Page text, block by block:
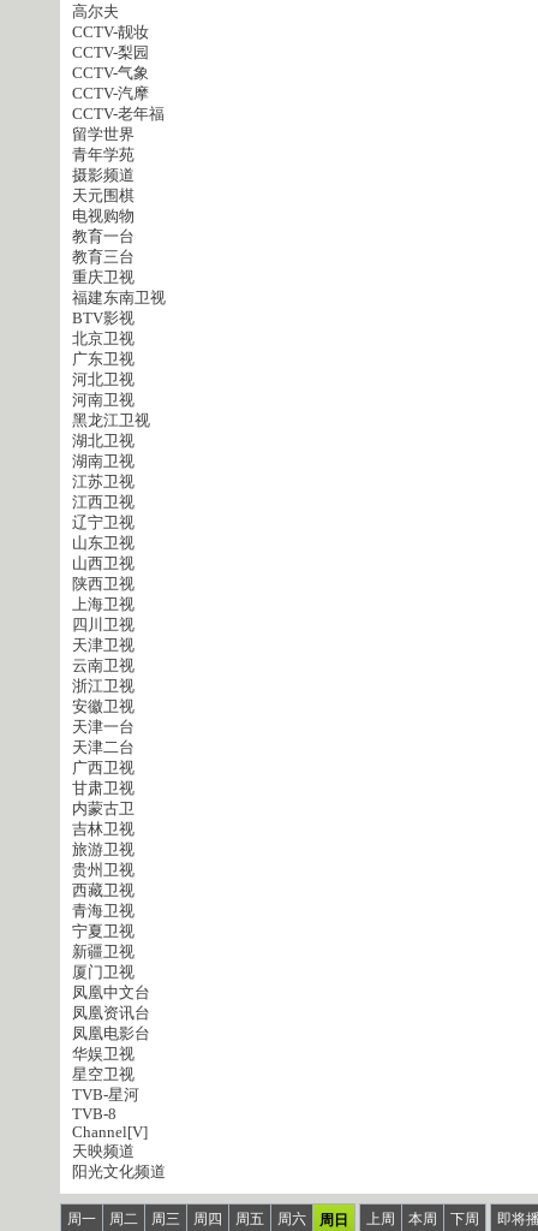
高尔夫
CCTV-靓妆
CCTV-梨园
CCTV-气象
CCTV-汽摩
CCTV-老年福
留学世界
青年学苑
摄影频道
天元围棋
电视购物
教育一台
教育三台
重庆卫视
福建东南卫视
BTV影视
北京卫视
广东卫视
河北卫视
河南卫视
黑龙江卫视
湖北卫视
湖南卫视
江苏卫视
江西卫视
辽宁卫视
山东卫视
山西卫视
陕西卫视
上海卫视
四川卫视
天津卫视
云南卫视
浙江卫视
安徽卫视
天津一台
天津二台
广西卫视
甘肃卫视
内蒙古卫
吉林卫视
旅游卫视
贵州卫视
西藏卫视
青海卫视
宁夏卫视
新疆卫视
厦门卫视
凤凰中文台
凤凰资讯台
凤凰电影台
华娱卫视
星空卫视
TVB-星河
TVB-8
Channel[V]
天映频道
阳光文化频道
周一 周二 周三 周四 周五 周六 周日 上周 本周 下周
即将